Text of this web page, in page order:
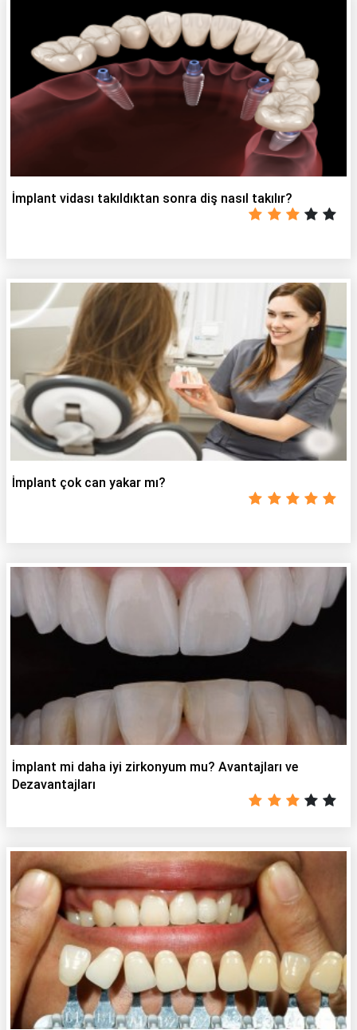
İmplant vidası takıldıktan sonra diş nasıl takılır?
İmplant çok can yakar mı?
İmplant mi daha iyi zirkonyum mu? Avantajları ve
Dezavantajları